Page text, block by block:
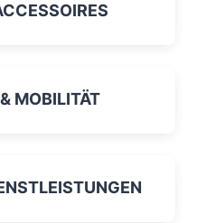
MOBILITÄT